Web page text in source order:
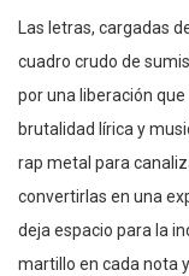
Las letras, cargadas
cuadro crudo de
por una liberación
brutalidad lírica y
rap metal para
convertirlas en una
deja espacio para la
martillo en cada nota y